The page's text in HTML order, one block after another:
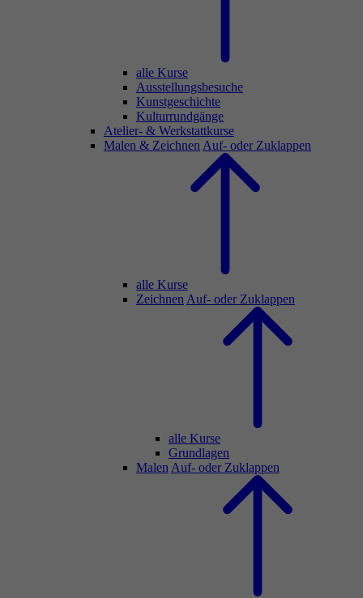
alle Kurse
Ausstellungsbesuche
Kunstgeschichte
Kulturrundgänge
Atelier- & Werkstattkurse
Malen & Zeichnen Auf- oder Zuklappen
alle Kurse
Zeichnen Auf- oder Zuklappen
alle Kurse
Grundlagen
Malen Auf- oder Zuklappen